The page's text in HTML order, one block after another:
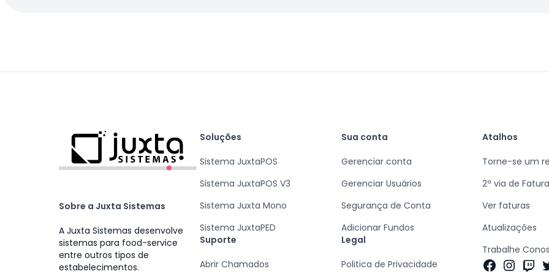
Sobre a Juxta Sistemas
A Juxta Sistemas desenvolve
sistemas para food-service
entre outros tipos de
estabelecimentos.
Soluções
Sistema JuxtaPOS
Sistema JuxtaPOS V3
Sistema Juxta Mono
Sistema JuxtaPED
Suporte
Abrir Chamados
Sua conta
Gerenciar conta
Gerenciar Usuários
Segurança de Conta
Adicionar Fundos
Legal
Politica de Privacidade
Atalhos
Torne-se um
2ª via de Fatura
Ver faturas
Atualizações
Trabalhe